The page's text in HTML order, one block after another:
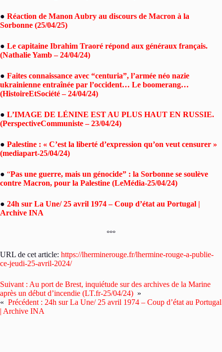
● Réaction de Manon Aubry au discours de Macron à la
Sorbonne (25/04/25)
● Le capitaine Ibrahim Traoré répond aux généraux français.
(Nathalie Yamb – 24/04/24)
● Faites connaissance avec “centuria”, l’armée néo nazie
ukrainienne entraînée par l’occident… Le boomerang…
(HistoireEtSociété – 24/04/24)
● L’IMAGE DE LÉNINE EST AU PLUS HAUT EN RUSSIE.
(PerspectiveCommuniste – 23/04/24)
● Palestine : « C’est la liberté d’expression qu’on veut censurer »
(mediapart-25/04/24)
● “Pas une guerre, mais un génocide” : la Sorbonne se soulève
contre Macron, pour la Palestine (LeMédia-25/04/24)
● 24h sur La Une/ 25 avril 1974 – Coup d’état au Portugal |
Archive INA
°°°
URL de cet article: https://lherminerouge.fr/lhermine-rouge-a-publie-
ce-jeudi-25-avril-2024/
Suivant : Au port de Brest, inquiétude sur des archives de la Marine
après un début d’incendie (LT.fr-25/04/24) »
« Précédent : 24h sur La Une/ 25 avril 1974 – Coup d’état au Portugal
| Archive INA